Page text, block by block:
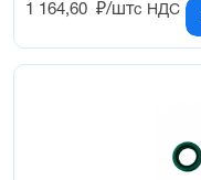
1 164,60 ₽/штс НДС